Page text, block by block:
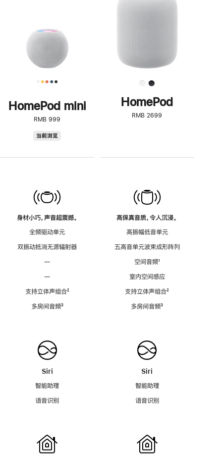
HomePod mini
RMB 999
当前浏览
身材小巧，声音超震撼。
全频驱动单元
双振动抵消无源辐射器
—
—
支持立体声组合脚
²
多房间音频脚
³
Siri
智能助理
语音识别
了
解
HomePod<
HomePod
RMB 2699
高保真音质，令人沉浸。
高振幅低音单元
五高音单元波束成形阵列
空间音频脚
¹
室内空间感应
支持立体声组合脚
²
多房间音频脚
³
Siri
智能助理
语音识别